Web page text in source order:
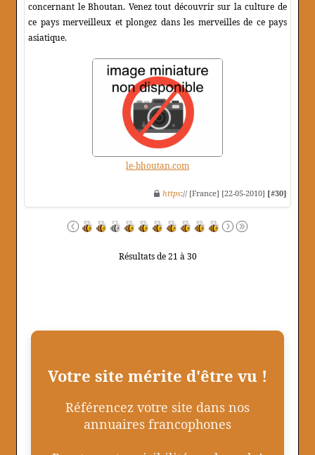
concernant le Bhoutan. Venez tout découvrir sur la culture de
ce pays merveilleux et plongez dans les merveilles de ce pays
asiatique.
le-bhoutan.com
https:// [France] [22-05-2010] [#30]
Résultats de 21 à 30
Votre site mérite d'être vu !
Référencez votre site dans nos
annuaires francophones